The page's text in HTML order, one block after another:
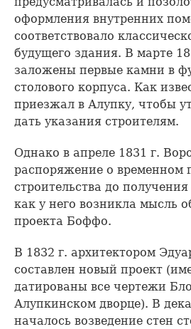
оформления внутренних
соответствовало
будущего здания. В марте
заложены первые камни в
столового корпуса. Как
приезжал в Алупку, чтобы
дать указания строителям.
Однако в апреле 1831 г.
распоряжение о временном
строительства до
как у него возникла мысль
проекта Боффо.
В 1832 г. архитектором
составлен новый проект
датированы все чертежи
Алупкинском дворце). В
началось возведение стен